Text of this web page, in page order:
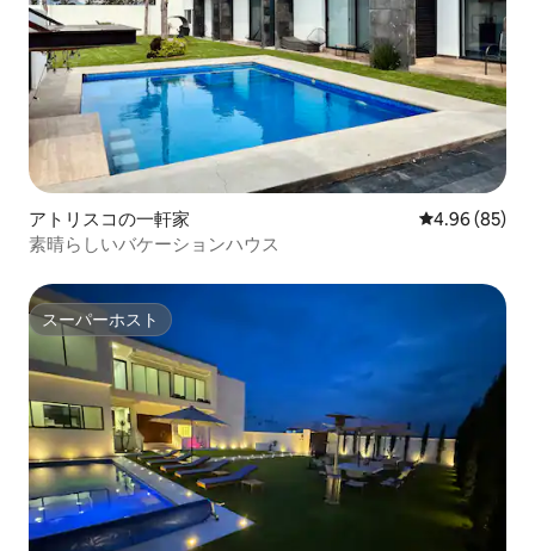
アトリスコの一軒家 レビュー85
4.96 (85)
素晴らしいバケーションハウス
スーパーホスト
スーパーホスト